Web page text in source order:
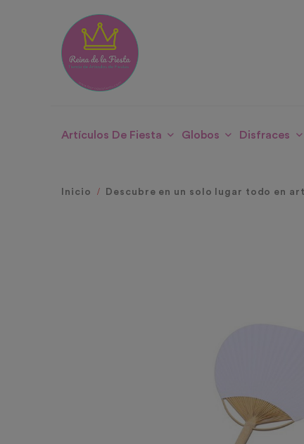
Artículos De Fiesta Globos Disfraces
Inicio Descubre en un solo lugar todo en